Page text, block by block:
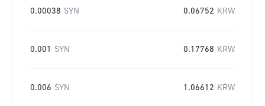
0.00038 SYN 0.06752 KRW
0.001 SYN 0.17768 KRW
0.006 SYN 1.06612 KRW